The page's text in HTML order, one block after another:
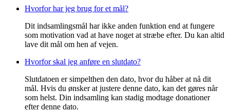
Hvorfor har jeg brug for et mål?
Dit indsamlingsmål har ikke anden funktion end at fungere
som motivation vad at have noget at stræbe efter. Du kan altid
lave dit mål om hen af vejen.
Hvorfor skal jeg anføre en slutdato?
Slutdatoen er simpelthen den dato, hvor du håber at nå dit
mål. Hvis du ønsker at justere denne dato, kan det gøres når
som helst. Din indsamling kan stadig modtage donationer
efter denne dato.